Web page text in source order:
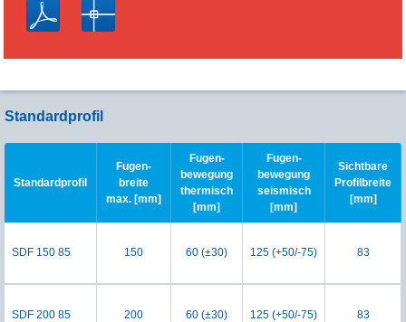
Standardprofil
Standardprofil
Fugen-
breite
max. [mm]
Fugen-
bewegung
thermisch
[mm]
Fugen-
bewegung
seismisch
[mm]
Sichtbare
Profilbreite
[mm]
SDF 150 85 150 60 (±30) 125 (+50/-75) 83
SDF 200 85 200 60 (±30) 125 (+50/-75) 83